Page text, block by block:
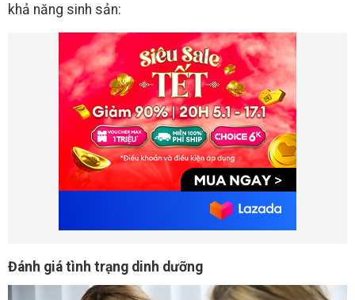
khả năng sinh sản:
Đánh giá tình trạng dinh dưỡng